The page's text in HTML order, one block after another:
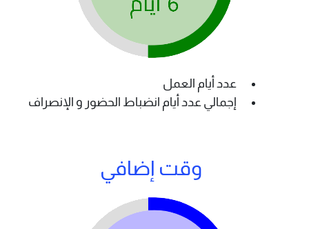
عدد أيام العمل
إجمالي عدد أيام انضباط الحضور و الإنصراف
وقت إضافي